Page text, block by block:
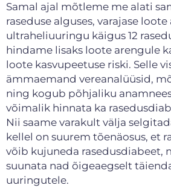
Samal ajal mõtleme me alati
raseduse alguses, varajase
ultraheliuuringu käigus 12
hindame lisaks loote arengule
loote kasvupeetuse riski. Selle
ämmaemand vereanalüüsid,
ning kogub põhjaliku
võimalik hinnata ka
Nii saame varakult välja
kellel on suurem tõenäosus, et
võib kujuneda rasedusdiabeet,
suunata nad õigeaegselt
uuringutele.